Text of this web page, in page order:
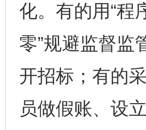
化。有的用“程
零”规避监督监
开招标；有的
员做假账、设